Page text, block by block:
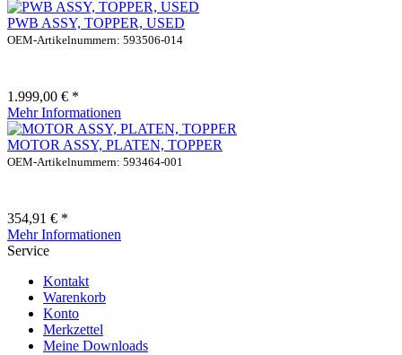
PWB ASSY, TOPPER, USED
OEM-Artikelnummern: 593506-014
1.999,00 € *
Mehr Informationen
MOTOR ASSY, PLATEN, TOPPER
OEM-Artikelnummern: 593464-001
354,91 € *
Mehr Informationen
Service
Kontakt
Warenkorb
Konto
Merkzettel
Meine Downloads